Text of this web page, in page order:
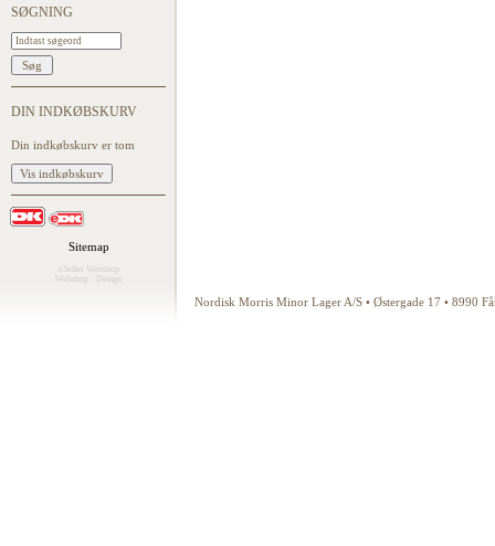
SØGNING
DIN INDKØBSKURV
Din indkøbskurv er tom
Sitemap
eSeller Webshop
Webshop
Design
Nordisk Morris Minor Lager A/S • Østergade 17 • 8990